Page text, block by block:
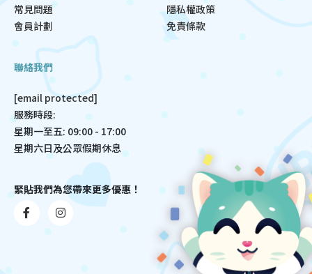
常見問題
會員計劃
隱私權政策
免責條款
聯絡我們
[email protected]
服務時段:
星期一至五: 09:00 - 17:00
星期六日及公眾假期休息
緊貼我們為您帶來更多優惠！